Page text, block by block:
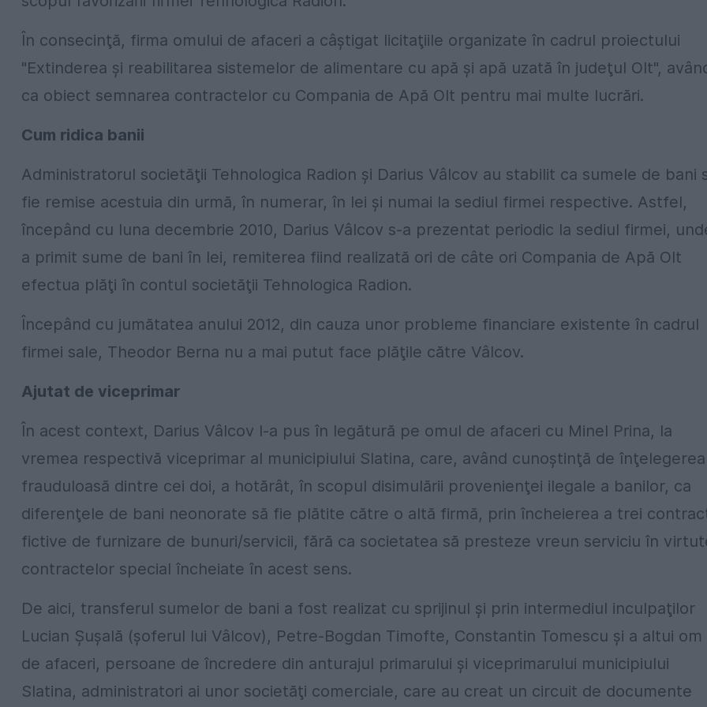
În consecinţă, firma omului de afaceri a câştigat licitaţiile organizate în cadrul proiectului
"Extinderea şi reabilitarea sistemelor de alimentare cu apă şi apă uzată în judeţul Olt",
ca obiect semnarea contractelor cu Compania de Apă Olt pentru mai multe lucrări.
Cum ridica banii
Administratorul societăţii Tehnologica Radion şi Darius Vâlcov au stabilit ca sumele de bani
fie remise acestuia din urmă, în numerar, în lei şi numai la sediul firmei respective. Astfel,
începând cu luna decembrie 2010, Darius Vâlcov s-a prezentat periodic la sediul firmei,
a primit sume de bani în lei, remiterea fiind realizată ori de câte ori Compania de Apă Olt
efectua plăţi în contul societăţii Tehnologica Radion.
Începând cu jumătatea anului 2012, din cauza unor probleme financiare existente în cadrul
firmei sale, Theodor Berna nu a mai putut face plăţile către Vâlcov.
Ajutat de viceprimar
În acest context, Darius Vâlcov l-a pus în legătură pe omul de afaceri cu Minel Prina, la
vremea respectivă viceprimar al municipiului Slatina, care, având cunoştinţă de înţelegerea
frauduloasă dintre cei doi, a hotărât, în scopul disimulării provenienţei ilegale a banilor, ca
diferenţele de bani neonorate să fie plătite către o altă firmă, prin încheierea a trei
fictive de furnizare de bunuri/servicii, fără ca societatea să presteze vreun serviciu în
contractelor special încheiate în acest sens.
De aici, transferul sumelor de bani a fost realizat cu sprijinul şi prin intermediul inculpaţilor
Lucian Şuşală (şoferul lui Vâlcov), Petre-Bogdan Timofte, Constantin Tomescu şi a altui om
de afaceri, persoane de încredere din anturajul primarului şi viceprimarului municipiului
Slatina, administratori ai unor societăţi comerciale, care au creat un circuit de documente